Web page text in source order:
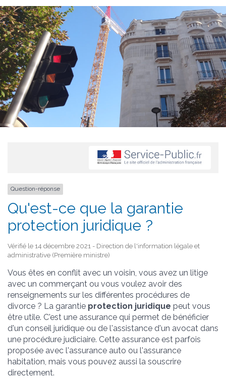
Question-réponse
Qu'est-ce que la garantie
protection juridique ?
Vérifié le 14 décembre 2021 - Direction de l'information légale et
administrative (Première ministre)
Vous êtes en conflit avec un voisin, vous avez un litige
avec un commerçant ou vous voulez avoir des
renseignements sur les différentes procédures de
divorce ? La garantie protection juridique peut vous
être utile. C'est une assurance qui permet de bénéficier
d'un conseil juridique ou de l'assistance d'un avocat dans
une procédure judiciaire. Cette assurance est parfois
proposée avec l'assurance auto ou l'assurance
habitation, mais vous pouvez aussi la souscrire
directement.